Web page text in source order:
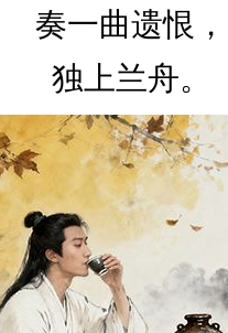
奏一曲遗恨，
独上兰舟。